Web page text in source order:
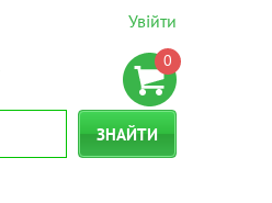
Увійти
0
ЗНАЙТИ